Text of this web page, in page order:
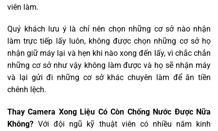
viên làm.
Quý khách lưu ý là chỉ nên chọn những cơ sở nào nhận
làm trực tiếp lấy luôn, không được chọn những cơ sở họ
nhận giữ máy lại và hẹn khi nào xong đến lấy, vì chắc chắn
những cơ sở như vậy không làm được và họ sẽ nhận máy
và lại gửi đi những cơ sở khác chuyên làm để ăn tiền
chênh lệch.
Thay Camera Xong Liệu Có Còn Chống Nước Được Nữa
Không? Với đội ngũ kỹ thuật viên có nhiều năm kinh